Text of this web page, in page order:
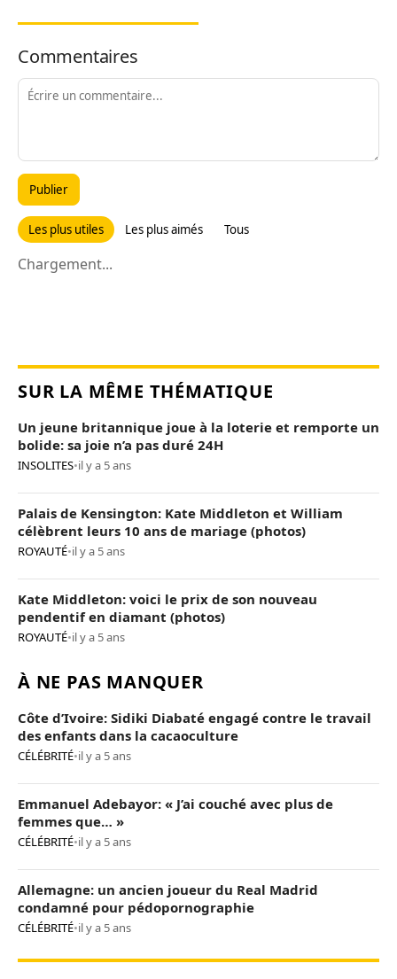
Commentaires
Publier
Les plus utiles Les plus aimés Tous
Chargement...
SUR LA MÊME THÉMATIQUE
Un jeune britannique joue à la loterie et remporte un
bolide: sa joie n’a pas duré 24H
INSOLITES•il y a 5 ans
Palais de Kensington: Kate Middleton et William
célèbrent leurs 10 ans de mariage (photos)
ROYAUTÉ•il y a 5 ans
Kate Middleton: voici le prix de son nouveau
pendentif en diamant (photos)
ROYAUTÉ•il y a 5 ans
À NE PAS MANQUER
Côte d’Ivoire: Sidiki Diabaté engagé contre le travail
des enfants dans la cacaoculture
CÉLÉBRITÉ•il y a 5 ans
Emmanuel Adebayor: « J’ai couché avec plus de
femmes que… »
CÉLÉBRITÉ•il y a 5 ans
Allemagne: un ancien joueur du Real Madrid
condamné pour pédopornographie
CÉLÉBRITÉ•il y a 5 ans